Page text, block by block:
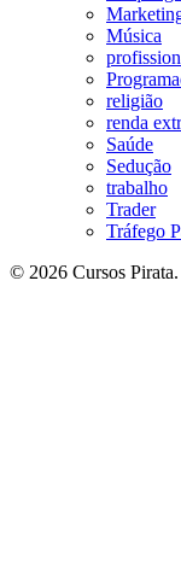
Música
religião
renda
Saúde
Sedução
trabalho
Trader
Tráfego
© 2026 Cursos